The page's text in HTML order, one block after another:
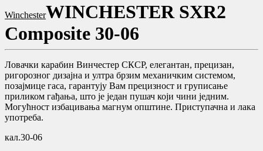
WinchesterWINCHESTER SXR2
Composite 30-06
Ловачки карабин Винчестер СКСР, елегантан, прецизан,
ригорозног дизајна и ултра брзим механичким системом,
позајмице гаса, гарантују Вам прецизност и груписање
приликом гађања, што је један пушач који чини једним.
Могућност избацивања магнум општине. Приступачна и лака
употреба.
кал.30-06